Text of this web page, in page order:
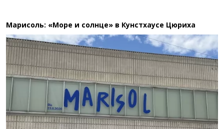
Марисоль: «Море и солнце» в Кунстхаусе Цюриха